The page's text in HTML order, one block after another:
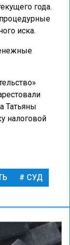
года.
иска.
Татьяны
налоговой
СУД